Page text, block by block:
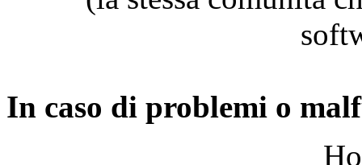
In caso di problemi o